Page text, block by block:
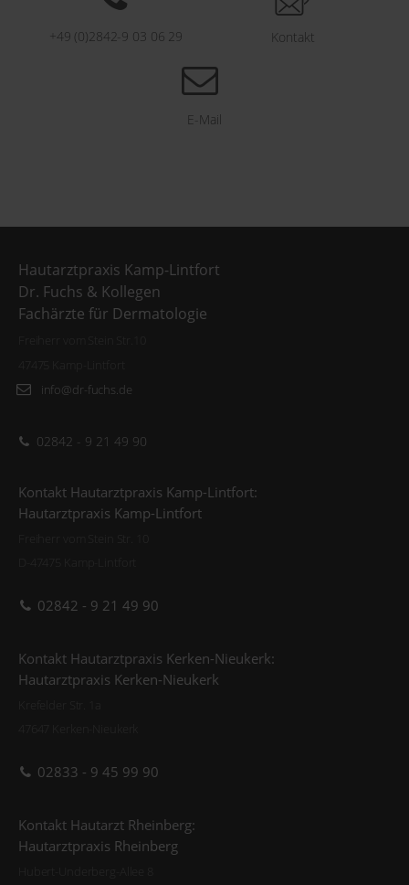
+49 (0)2842-9 03 06 29 Kontakt
E-Mail
Hautarztpraxis Kamp-Lintfort
Dr. Fuchs & Kollegen
Fachärzte für Dermatologie
info@dr-fuchs.de
02842 - 9 21 49 90
Kontakt Hautarztpraxis Kamp-Lintfort:
Hautarztpraxis Kamp-Lintfort
02842 - 9 21 49 90
Kontakt Hautarztpraxis Kerken-Nieukerk:
Hautarztpraxis Kerken-Nieukerk
02833 - 9 45 99 90
Kontakt Hautarzt Rheinberg:
Hautarztpraxis Rheinberg